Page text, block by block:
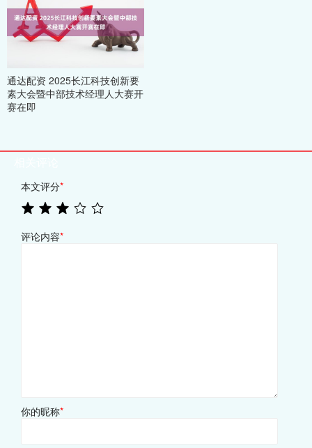
通达配资 2025长江科技创新要
素大会暨中部技术经理人大赛开
赛在即
本文评分*
评论内容*
你的昵称*